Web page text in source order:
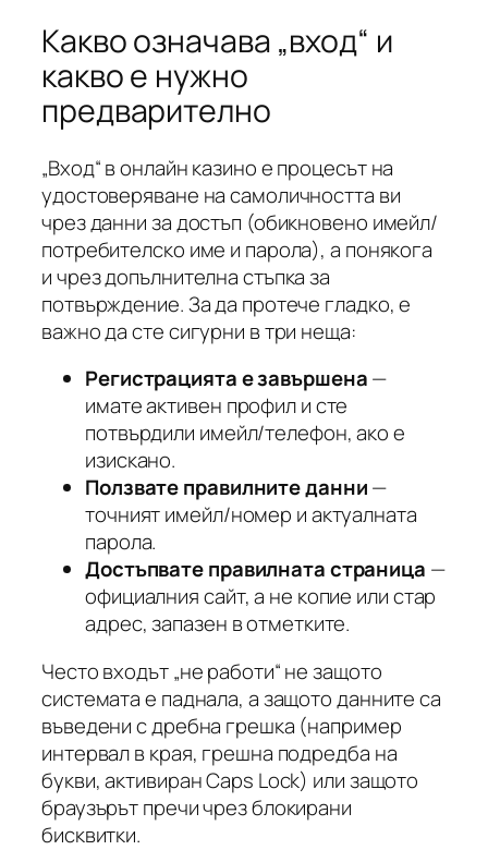
Какво означава „вход“ и
какво е нужно
предварително
„Вход“ в онлайн казино е процесът на
удостоверяване на самоличността ви
чрез данни за достъп (обикновено имейл/
потребителско име и парола), а понякога
и чрез допълнителна стъпка за
потвърждение. За да протече гладко, е
важно да сте сигурни в три неща:
Регистрацията е завършена—
имате активен профил и сте
потвърдили имейл/телефон, ако е
изискано.
Ползвате правилните данни—
точният имейл/номер и актуалната
парола.
Достъпвате правилната страница —
официалния сайт, а не копие или стар
адрес, запазен в отметките.
Често входът „не работи“ не защото
системата е паднала, а защото данните са
въведени с дребна грешка (например
интервал в края, грешна подредба на
букви, активиран Caps Lock) или защото
браузърът пречи чрез блокирани
бисквитки.